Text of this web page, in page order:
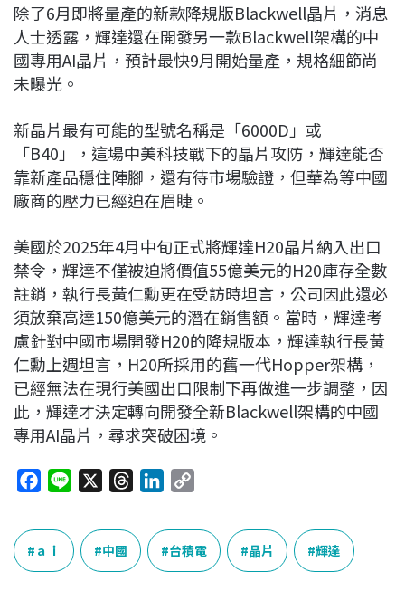
除了6月即將量產的新款降規版Blackwell晶片，消息
人士透露，輝達還在開發另一款Blackwell架構的中
國專用AI晶片，預計最快9月開始量產，規格細節尚
未曝光。
新晶片最有可能的型號名稱是「6000D」或
「B40」，這場中美科技戰下的晶片攻防，輝達能否
靠新產品穩住陣腳，還有待市場驗證，但華為等中國
廠商的壓力已經迫在眉睫。
美國於2025年4月中旬正式將輝達H20晶片納入出口
禁令，輝達不僅被迫將價值55億美元的H20庫存全數
註銷，執行長黃仁勳更在受訪時坦言，公司因此還必
須放棄高達150億美元的潛在銷售額。當時，輝達考
慮針對中國市場開發H20的降規版本，輝達執行長黃
仁勳上週坦言，H20所採用的舊一代Hopper架構，
已經無法在現行美國出口限制下再做進一步調整，因
此，輝達才決定轉向開發全新Blackwell架構的中國
專用AI晶片，尋求突破困境。
c
e
b
e
e
n
k
e
p
y
L
ａｉ 中國 台積電 晶片 輝達